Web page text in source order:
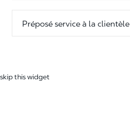
Préposé service à la clientèle
skip this widget